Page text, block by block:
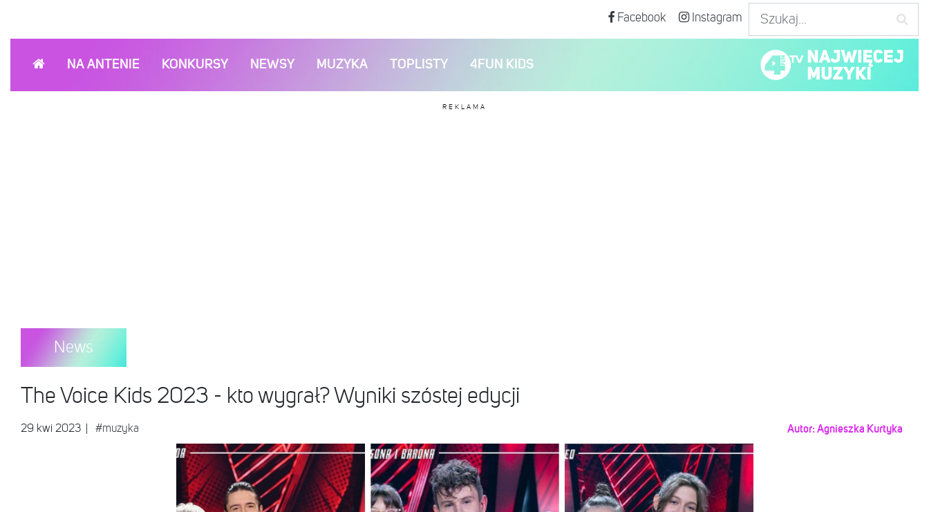
Facebook Instagram
NA ANTENIE KONKURSY NEWSY MUZYKA TOPLISTY 4FUN KIDS
REKLAMA
News
The Voice Kids 2023 - kto wygrał? Wyniki szóstej edycji
29 kwi 2023 #muzyka Autor: Agnieszka Kurtyka